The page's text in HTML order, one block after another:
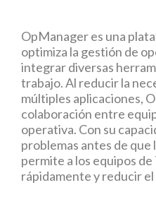
OpManager es una
optimiza la gestión de
integrar diversas
trabajo. Al reducir la
múltiples aplicaciones,
colaboración entre
operativa. Con su
problemas antes de que
permite a los equipos
rápidamente y reducir